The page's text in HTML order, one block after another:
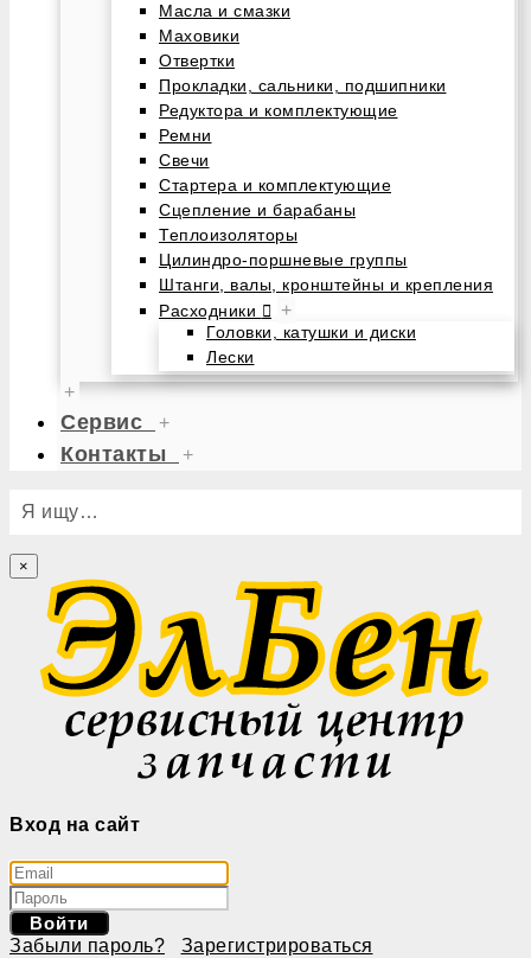
Масла и смазки
Маховики
Отвертки
Прокладки, сальники, подшипники
Редуктора и комплектующие
Ремни
Свечи
Стартера и комплектующие
Сцепление и барабаны
Теплоизоляторы
Цилиндро-поршневые группы
Штанги, валы, кронштейны и крепления
Расходники
+
Головки, катушки и диски
Лески
+
Сервис +
Контакты +
Я ищу…
×
Вход на сайт
Войти
Забыли пароль?
Зарегистрироваться